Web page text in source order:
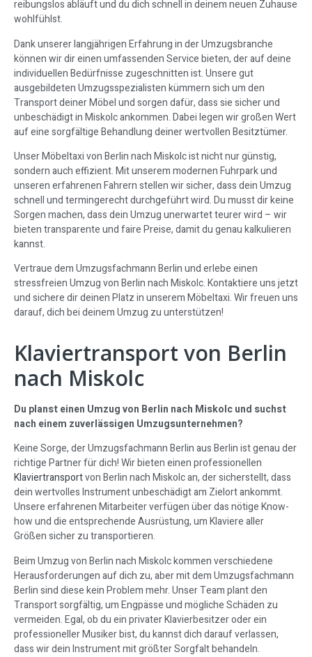
reibungslos abläuft und du dich schnell in deinem neuen Zuhause
wohlfühlst.
Dank unserer langjährigen Erfahrung in der Umzugsbranche
können wir dir einen umfassenden Service bieten, der auf deine
individuellen Bedürfnisse zugeschnitten ist. Unsere gut
ausgebildeten Umzugsspezialisten kümmern sich um den
Transport deiner Möbel und sorgen dafür, dass sie sicher und
unbeschädigt in Miskolc ankommen. Dabei legen wir großen Wert
auf eine sorgfältige Behandlung deiner wertvollen Besitztümer.
Unser Möbeltaxi von Berlin nach Miskolc ist nicht nur günstig,
sondern auch effizient. Mit unserem modernen Fuhrpark und
unseren erfahrenen Fahrern stellen wir sicher, dass dein Umzug
schnell und termingerecht durchgeführt wird. Du musst dir keine
Sorgen machen, dass dein Umzug unerwartet teurer wird – wir
bieten transparente und faire Preise, damit du genau kalkulieren
kannst.
Vertraue dem Umzugsfachmann Berlin und erlebe einen
stressfreien Umzug von Berlin nach Miskolc. Kontaktiere uns jetzt
und sichere dir deinen Platz in unserem Möbeltaxi. Wir freuen uns
darauf, dich bei deinem Umzug zu unterstützen!
Klaviertransport von Berlin
nach Miskolc
Du planst einen Umzug von Berlin nach Miskolc und suchst
nach einem zuverlässigen Umzugsunternehmen?
Keine Sorge, der Umzugsfachmann Berlin aus Berlin ist genau der
richtige Partner für dich! Wir bieten einen professionellen
Klaviertransportvon Berlin nach Miskolc an, der sicherstellt, dass
dein wertvolles Instrument unbeschädigt am Zielort ankommt.
Unsere erfahrenen Mitarbeiter verfügen über das nötige Know-
how und die entsprechende Ausrüstung, um Klaviere aller
Größen sicher zu transportieren.
Beim Umzug von Berlin nach Miskolc kommen verschiedene
Herausforderungen auf dich zu, aber mit dem Umzugsfachmann
Berlin sind diese kein Problem mehr. Unser Team plant den
Transport sorgfältig, um Engpässe und mögliche Schäden zu
vermeiden. Egal, ob du ein privater Klavierbesitzer oder ein
professioneller Musiker bist, du kannst dich darauf verlassen,
dass wir dein Instrument mit größter Sorgfalt behandeln.